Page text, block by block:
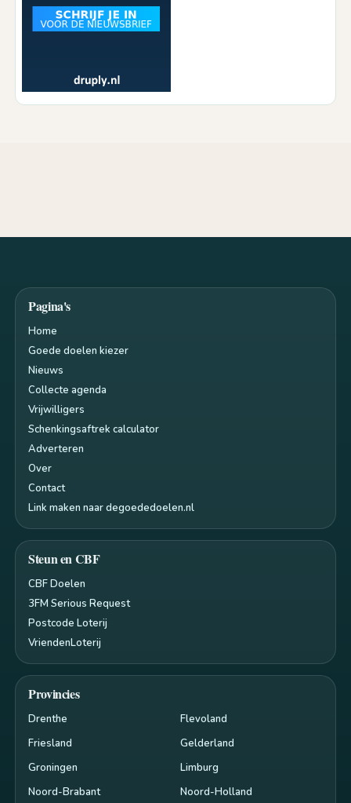
Pagina's
Home
Goede doelen kiezer
Nieuws
Collecte agenda
Vrijwilligers
Schenkingsaftrek calculator
Adverteren
Over
Contact
Link maken naar degoededoelen.nl
Steun en CBF
CBF Doelen
3FM Serious Request
Postcode Loterij
VriendenLoterij
Provincies
Drenthe
Flevoland
Friesland
Gelderland
Groningen
Limburg
Noord-Brabant
Noord-Holland